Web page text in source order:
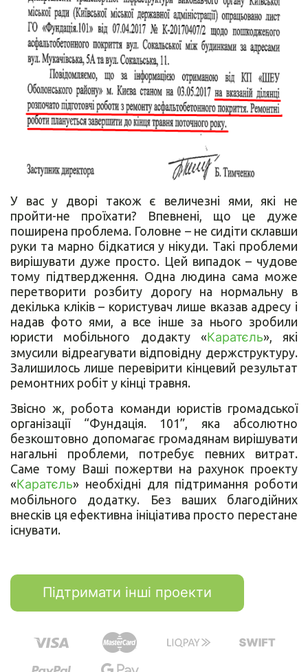
У вас у дворі також є величезні ями, які не
пройти-не проїхати? Впевнені, що це дуже
поширена проблема. Головне – не сидіти склавши
руки та марно бідкатися у нікуди. Такі проблеми
вирішувати дуже просто. Цей випадок – чудове
тому підтвердження. Одна людина сама може
перетворити розбиту дорогу на нормальну в
декілька кліків – користувач лише вказав адресу і
надав фото ями, а все інше за нього зробили
юристи мобільного додакту «Каратєль», які
змусили відреагувати відповідну держструктуру.
Залишилось лише перевірити кінцевий результат
ремонтних робіт у кінці травня.
Звісно ж, робота команди юристів громадської
організації “Фундація. 101”, яка абсолютно
безкоштовно допомагає громадянам вирішувати
нагальні проблеми, потребує певних витрат.
Саме тому Ваші пожертви на рахунок проекту
«Каратєль» необхідні для підтримання роботи
мобільного додатку. Без ваших благодійних
внесків ця ефективна ініціатива просто перестане
існувати.
Підтримати інші проекти